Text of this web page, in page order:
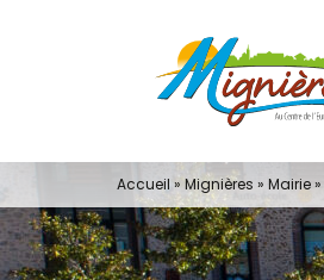
Accueil » Mignières » Mairie»